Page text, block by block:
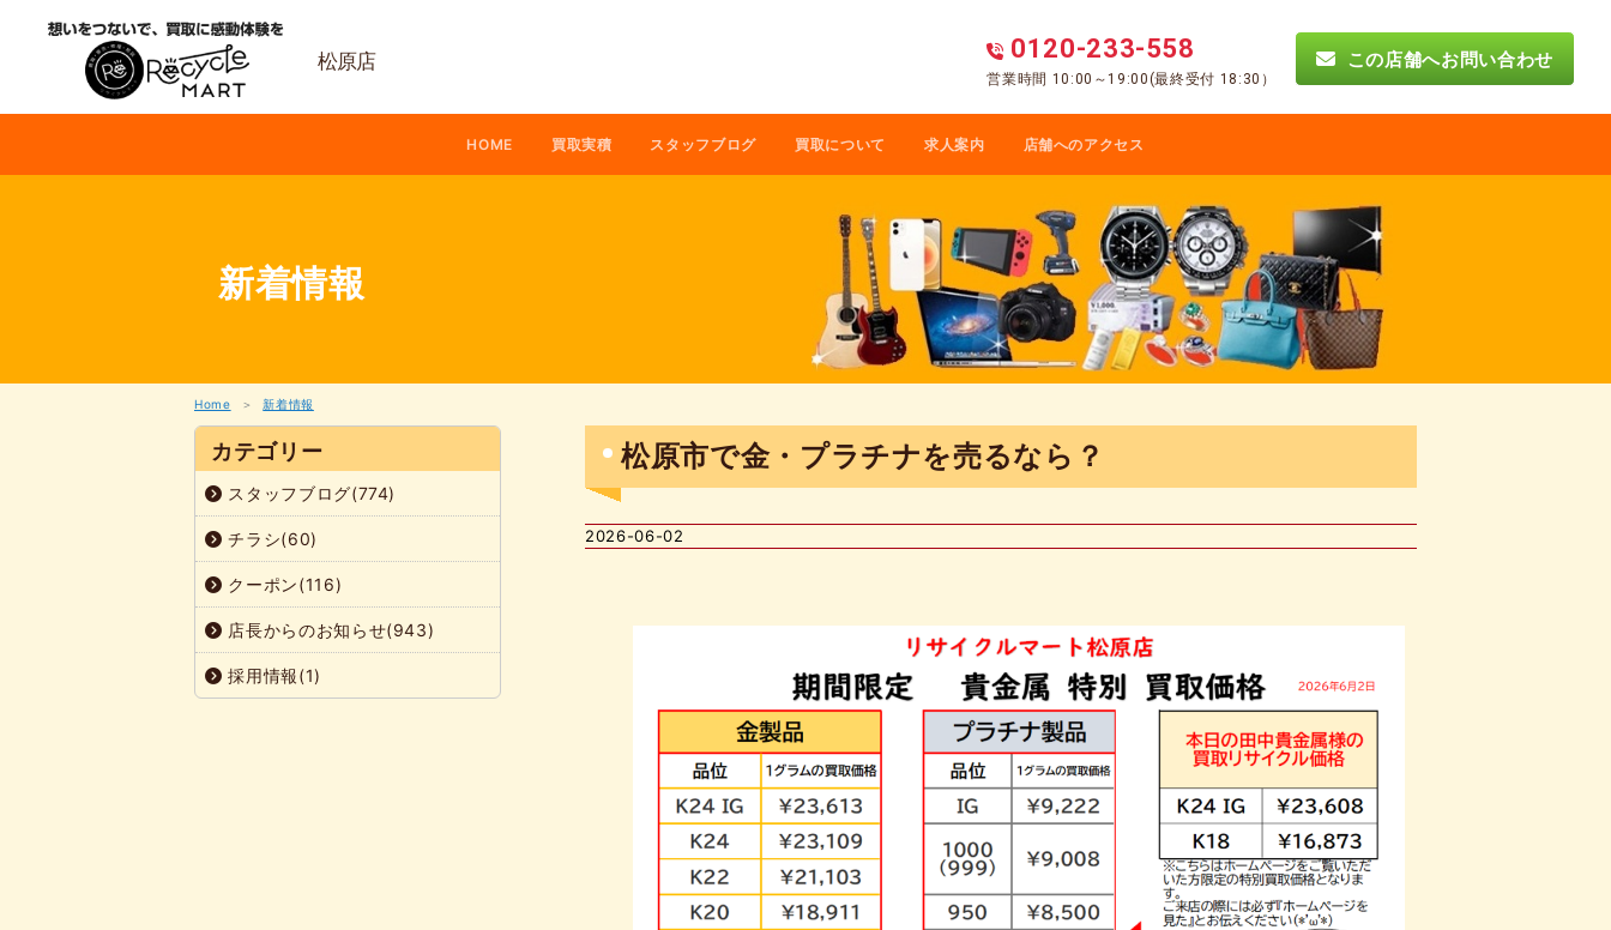
松原店 0120-233-558
営業時間 10:00～19:00(最終受付 18:30）
この店舗へお問い合わせ
HOME 買取実積 スタッフブログ 買取について 求人案内 店舗へのアクセス
新着情報
Home 新着情報
松原市で金・プラチナを売るなら？
2026-06-02
カテゴリー
スタッフブログ(774)
チラシ(60)
クーポン(116)
店長からのお知らせ(943)
採用情報(1)